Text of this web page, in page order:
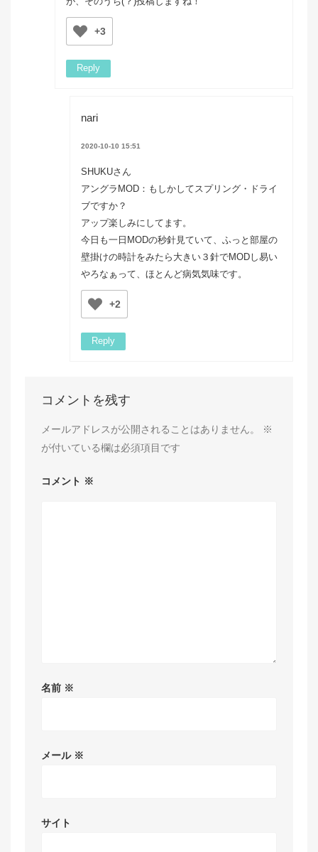
+3
Reply
nari
2020-10-10 15:51
SHUKUさん
アングラMOD：もしかしてスプリング・ドライ
ブですか？
アップ楽しみにしてます。
今日も一日MODの秒針見ていて、ふっと部屋の
壁掛けの時計をみたら大きい３針でMODし易い
やろなぁって、ほとんど病気気味です。
+2
Reply
コメントを残す
メールアドレスが公開されることはありません。
※
が付いている欄は必須項目です
コメント ※
名前 ※
メール ※
サイト